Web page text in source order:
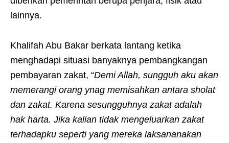
lainnya.
Khalifah Abu Bakar berkata lantang ketika
menghadapi situasi banyaknya pembangkangan
pembayaran zakat, “Demi Allah, sungguh aku akan
memerangi orang ynag memisahkan antara sholat
dan zakat. Karena sesungguhnya zakat adalah
hak harta. Jika kalian tidak mengeluarkan zakat
terhadapku seperti yang mereka laksananakan